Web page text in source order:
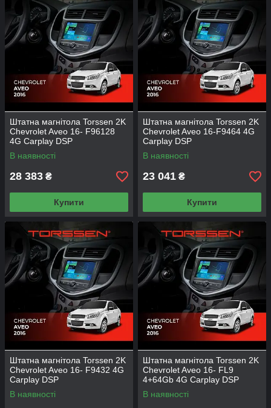
Штатна магнітола Torssen 2K
Chevrolet Aveo 16- F96128
4G Carplay DSP
В наявності
28 383 ₴
Купити
Штатна магнітола Torssen 2K
Chevrolet Aveo 16-F9464 4G
Carplay DSP
В наявності
23 041 ₴
Купити
Штатна магнітола Torssen 2K
Chevrolet Aveo 16- F9432 4G
Carplay DSP
В наявності
Штатна магнітола Torssen 2K
Chevrolet Aveo 16- FL9
4+64Gb 4G Carplay DSP
В наявності